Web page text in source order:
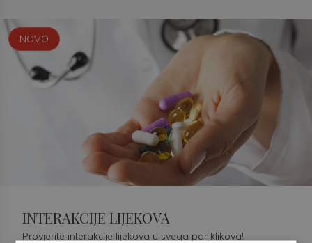
NOVO
INTERAKCIJE LIJEKOVA
Provjerite interakcije lijekova u svega par klikova!